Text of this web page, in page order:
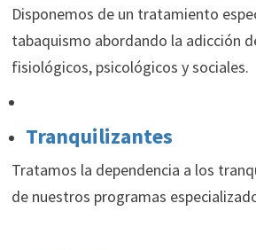
Disponemos de un tratamiento
tabaquismo abordando la adicción
fisiológicos, psicológicos y sociales.
Tranquilizantes
Tratamos la dependencia a los
de nuestros programas